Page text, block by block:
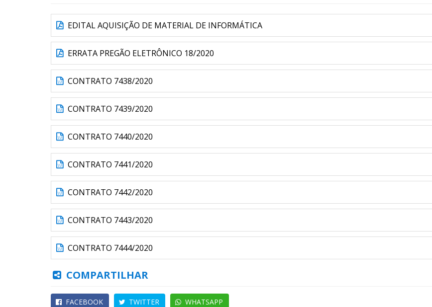
EDITAL AQUISIÇÃO DE MATERIAL DE INFORMÁTICA
ERRATA PREGÃO ELETRÔNICO 18/2020
CONTRATO 7438/2020
CONTRATO 7439/2020
CONTRATO 7440/2020
CONTRATO 7441/2020
CONTRATO 7442/2020
CONTRATO 7443/2020
CONTRATO 7444/2020
COMPARTILHAR
FACEBOOK TWITTER WHATSAPP